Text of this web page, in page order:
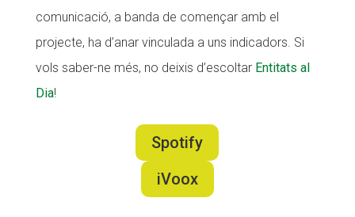
comunicació, a banda de començar amb el
projecte, ha d’anar vinculada a uns indicadors. Si
vols saber-ne més, no deixis d’escoltar Entitats al
Dia!
Spotify
iVoox